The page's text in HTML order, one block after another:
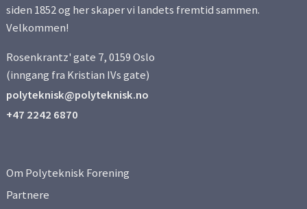
siden 1852 og her skaper vi landets fremtid sammen.
Velkommen!
Rosenkrantz' gate 7, 0159 Oslo
(inngang fra Kristian IVs gate)
polyteknisk@polyteknisk.no
+47 2242 6870
Om Polyteknisk Forening
Partnere